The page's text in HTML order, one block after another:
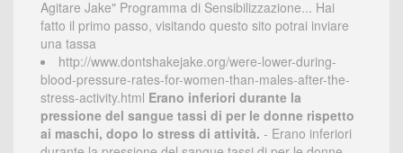
Agitare Jake" Programma di Sensibilizzazione... Hai
fatto il primo passo, visitando questo sito potrai inviare
una tassa
http://www.dontshakejake.org/were-lower-during-
blood-pressure-rates-for-women-than-males-after-the-
stress-activity.html Erano inferiori durante la
pressione del sangue tassi di per le donne rispetto
ai maschi, dopo lo stress di attività. - Erano inferiori